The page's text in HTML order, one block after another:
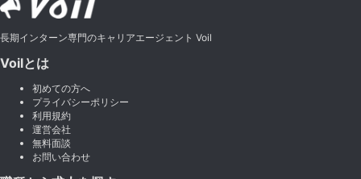
長期インターン専門のキャリアエージェント Voil
Voilとは
初めての方へ
プライバシーポリシー
利用規約
運営会社
無料面談
お問い合わせ